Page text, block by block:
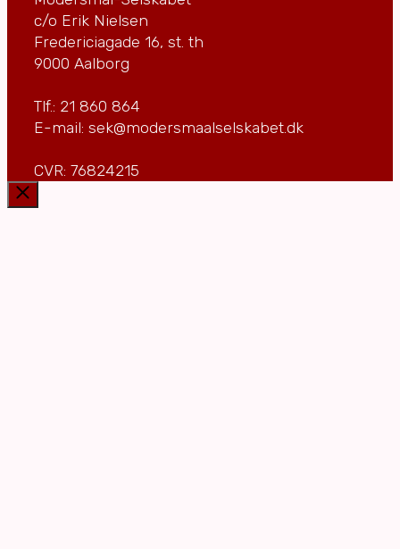
c/o Erik Nielsen
Fredericiagade 16, st. th
9000 Aalborg
Tlf.: 21 860 864
E-mail: sek@modersmaalselskabet.dk
CVR: 76824215
Luk